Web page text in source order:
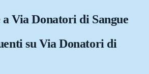
aVia Donatori di Sangue
su Via Donatori di